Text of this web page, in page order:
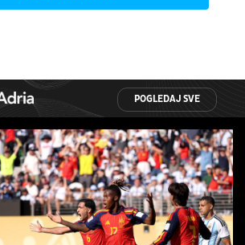
POGLEDAJ SVE